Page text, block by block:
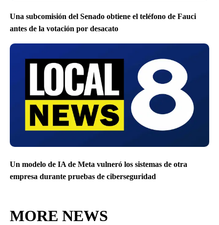
Una subcomisión del Senado obtiene el teléfono de Fauci
antes de la votación por desacato
Un modelo de IA de Meta vulneró los sistemas de otra
empresa durante pruebas de ciberseguridad
MORE NEWS